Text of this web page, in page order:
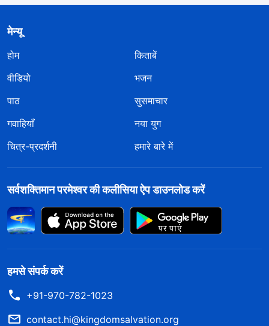
मेन्यू
होम
किताबें
वीडियो
भजन
पाठ
सुसमाचार
गवाहियाँ
नया युग
चित्र-प्रदर्शनी
हमारे बारे में
सर्वशक्तिमान परमेश्वर की कलीसिया ऐप डाउनलोड करें
हमसे संपर्क करें
+91-970-782-1023
contact.hi@kingdomsalvation.org